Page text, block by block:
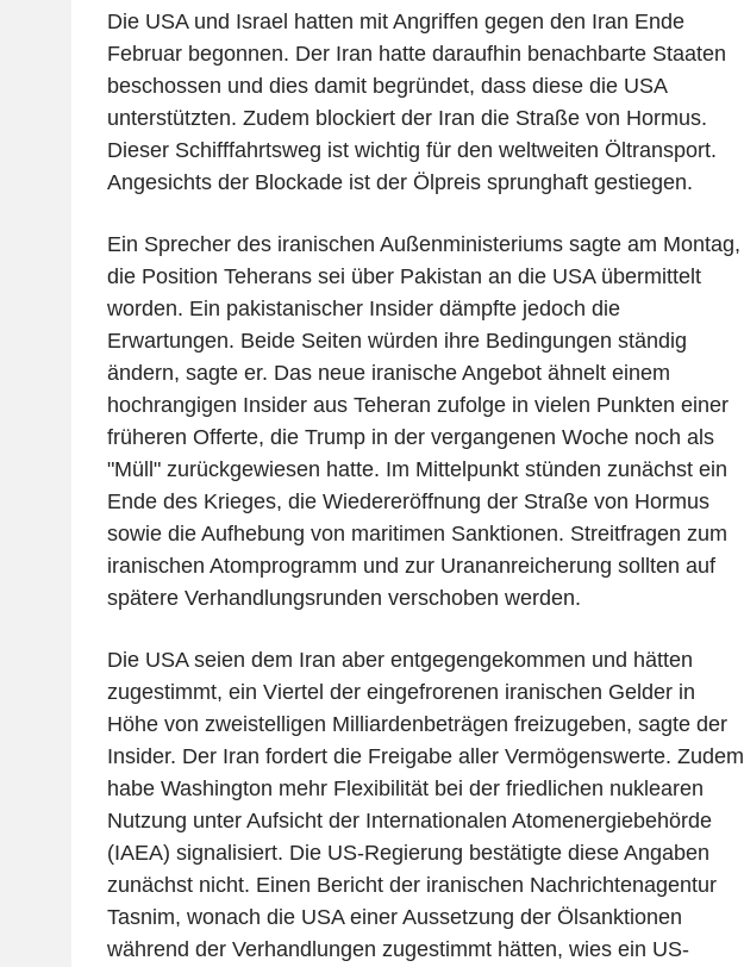
Die USA und Israel hatten mit Angriffen gegen den Iran Ende
Februar begonnen. Der Iran hatte daraufhin benachbarte Staaten
beschossen und dies damit begründet, dass diese die USA
unterstützten. Zudem blockiert der Iran die Straße von Hormus.
Dieser Schifffahrtsweg ist wichtig für den weltweiten Öltransport.
Angesichts der Blockade ist der Ölpreis sprunghaft gestiegen.
Ein Sprecher des iranischen Außenministeriums sagte am Montag,
die Position Teherans sei über Pakistan an die USA übermittelt
worden. Ein pakistanischer Insider dämpfte jedoch die
Erwartungen. Beide Seiten würden ihre Bedingungen ständig
ändern, sagte er. Das neue iranische Angebot ähnelt einem
hochrangigen Insider aus Teheran zufolge in vielen Punkten einer
früheren Offerte, die Trump in der vergangenen Woche noch als
"Müll" zurückgewiesen hatte. Im Mittelpunkt stünden zunächst ein
Ende des Krieges, die Wiedereröffnung der Straße von Hormus
sowie die Aufhebung von maritimen Sanktionen. Streitfragen zum
iranischen Atomprogramm und zur Urananreicherung sollten auf
spätere Verhandlungsrunden verschoben werden.
Die USA seien dem Iran aber entgegengekommen und hätten
zugestimmt, ein Viertel der eingefrorenen iranischen Gelder in
Höhe von zweistelligen Milliardenbeträgen freizugeben, sagte der
Insider. Der Iran fordert die Freigabe aller Vermögenswerte. Zudem
habe Washington mehr Flexibilität bei der friedlichen nuklearen
Nutzung unter Aufsicht der Internationalen Atomenergiebehörde
(IAEA) signalisiert. Die US-Regierung bestätigte diese Angaben
zunächst nicht. Einen Bericht der iranischen Nachrichtenagentur
Tasnim, wonach die USA einer Aussetzung der Ölsanktionen
während der Verhandlungen zugestimmt hätten, wies ein US-